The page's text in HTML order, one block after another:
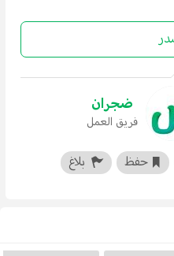
ضجران
فريق العمل
حفظ بلاغ